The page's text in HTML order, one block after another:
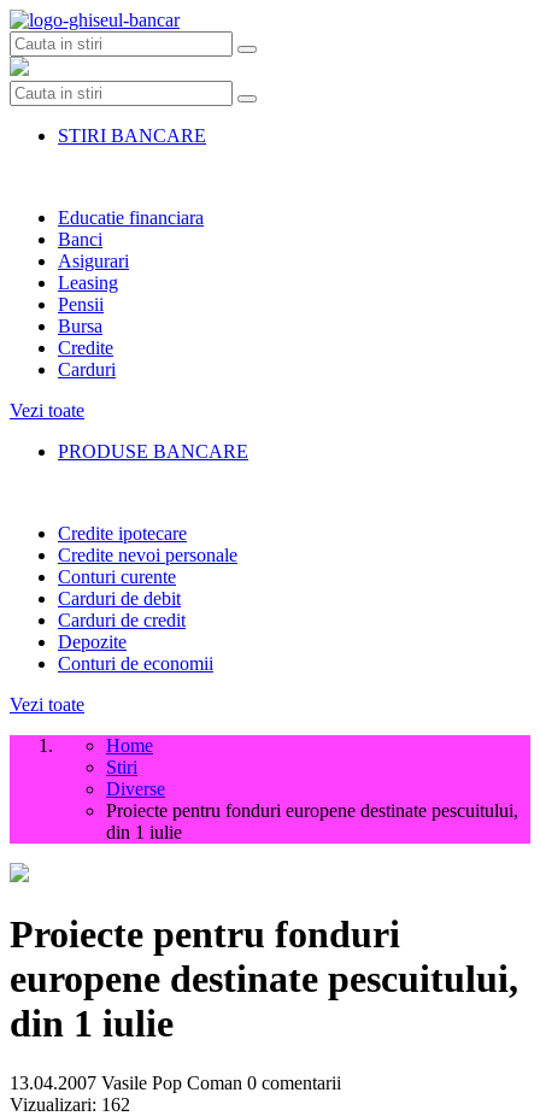
Skip
to
content
STIRI BANCARE
Educatie financiara
Banci
Asigurari
Leasing
Pensii
Bursa
Credite
Carduri
Vezi toate
PRODUSE BANCARE
Credite ipotecare
Credite nevoi personale
Conturi curente
Carduri de debit
Carduri de credit
Depozite
Conturi de economii
Vezi toate
Home
Stiri
Diverse
Proiecte pentru fonduri europene destinate pescuitului,
din 1 iulie
Proiecte pentru fonduri
europene destinate pescuitului,
din 1 iulie
13.04.2007 Vasile Pop Coman 0 comentarii
Vizualizari: 162